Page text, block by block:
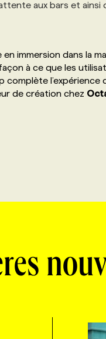
aux bars et ainsi
immersion dans la
à ce que les
complète l’expérience
de création chez